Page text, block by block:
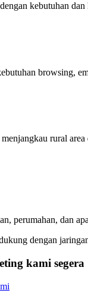
kebutuhan
browsing,
rural
perumahan, dan
dengan
kami segera